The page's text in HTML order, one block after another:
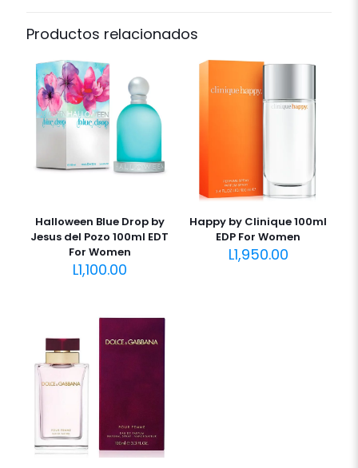
Productos relacionados
Halloween Blue Drop by
Jesus del Pozo 100ml EDT
For Women
L1,100.00
Happy by Clinique 100ml
EDP For Women
L1,950.00